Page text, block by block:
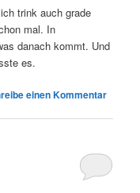
trink auch grade
mal. In
danach kommt. Und
es.
einen Kommentar